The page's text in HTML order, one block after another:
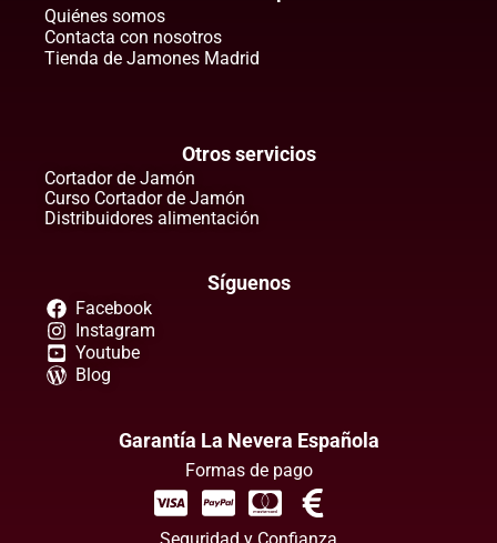
Quiénes somos
Contacta con nosotros
Tienda de Jamones Madrid
Otros servicios
Cortador de Jamón
Curso Cortador de Jamón
Distribuidores alimentación
Síguenos
Facebook
Instagram
Youtube
Blog
Garantía La Nevera Española
Formas de pago